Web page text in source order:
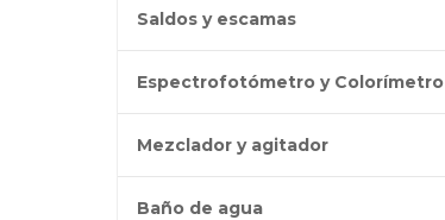
Saldos y escamas
Espectrofotómetro y Colorímetro
Mezclador y agitador
Baño de agua